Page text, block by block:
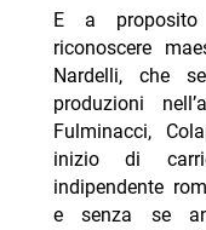
E a proposito
riconoscere
Nardelli, che
produzioni
Fulminacci,
inizio di
indipendente
e senza se